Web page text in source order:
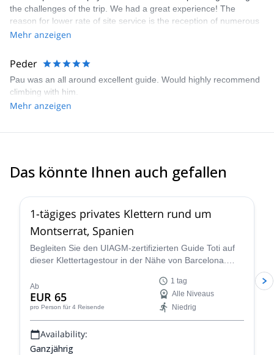
auf einigen der besten Routen in Spanien vor!
the challenges of the trip. We had a great experience! The
reason for lower rate of site service is the reception of numerous
payment reminder while the payment was completed. I had to
transaction to ensure my reservation.
Mehr anzeigen
Peder
Pau was an all around excellent guide. Would highly recommend
climbing with him.
Mehr anzeigen
Das könnte Ihnen auch gefallen
4.9 (
1-tägiges privates Klettern rund um
Montserrat, Spanien
Begleiten Sie den UIAGM-zertifizierten Guide Toti auf
dieser Klettertagestour in der Nähe von Barcelona.
Mehrseillängenrouten in Montserrat!
Ab
EUR 65
pro Person für 4 Reisende
1 tag
Alle Niveaus
Niedrig
Availability:
Ganzjährig